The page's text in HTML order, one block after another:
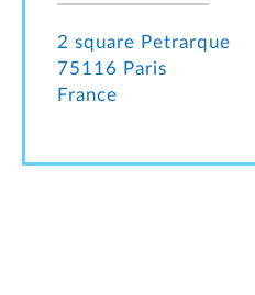
2 square Petrarque
75116 Paris
France